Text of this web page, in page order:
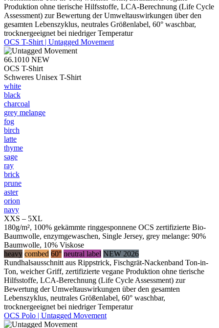
Produktion ohne tierische Hilfsstoffe, LCA-Berechnung (Life Cycle
Assessment) zur Bewertung der Umweltauswirkungen über den
gesamten Lebenszyklus, neutrales Größenlabel, 60° waschbar,
trocknergeeignet bei niedriger Temperatur
OCS T-Shirt | Untagged Movement
66.1010 NEW
OCS T-Shirt
Schweres Unisex T-Shirt
white
black
charcoal
grey melange
fog
birch
latte
thyme
sage
ray
brick
prune
aster
orion
navy
XXS – 5XL
180g/m², 100% gekämmte ringgesponnene OCS zertifizierte Bio-
Baumwolle, enzymgewaschen, Single Jersey, grey melange: 90%
Baumwolle, 10% Viskose
heavy combed 60° neutral label NEW 2026
Rundhalsausschnitt aus Rippstrick, Fischgrät-Nackenband Ton-in-
Ton, weicher Griff, zertifizierte vegane Produktion ohne tierische
Hilfsstoffe, LCA-Berechnung (Life Cycle Assessment) zur
Bewertung der Umweltauswirkungen über den gesamten
Lebenszyklus, neutrales Größenlabel, 60° waschbar,
trocknergeeignet bei niedriger Temperatur
OCS Polo | Untagged Movement